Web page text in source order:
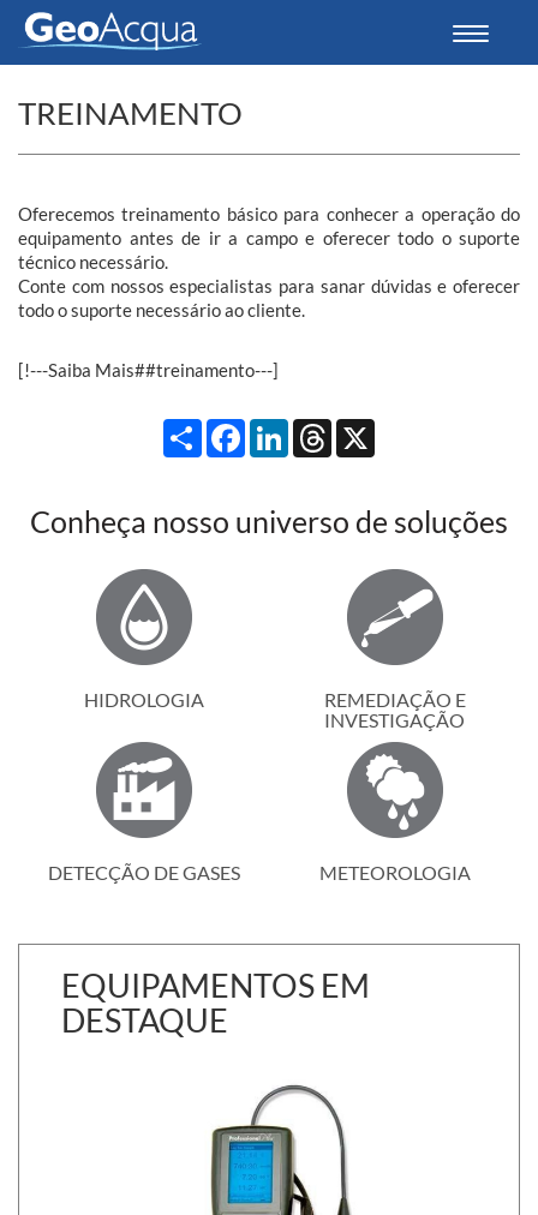
Toggle
TREINAMENTO
Oferecemos treinamento básico para conhecer a operação do
equipamento antes de ir a campo e oferecer todo o suporte
técnico necessário.
Conte com nossos especialistas para sanar dúvidas e oferecer
todo o suporte necessário ao cliente.
[!---Saiba Mais##treinamento---]
Compartilhar
FacebookLinkedInThreads
Conheça nosso universo de soluções
HIDROLOGIA
REMEDIAÇÃO E
INVESTIGAÇÃO
DETECÇÃO DE GASES METEOROLOGIA
EQUIPAMENTOS EM
DESTAQUE